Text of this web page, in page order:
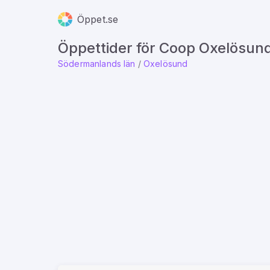
Öppet.se
Öppettider för Coop
Södermanlands län / Oxelösund